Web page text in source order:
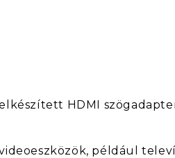
HDMI
például